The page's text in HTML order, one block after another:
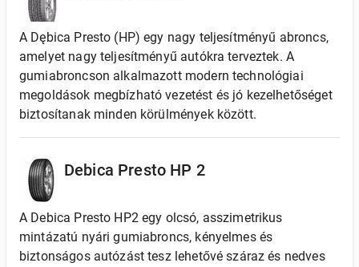
A Dębica Presto (HP) egy nagy teljesítményű abroncs,
amelyet nagy teljesítményű autókra terveztek. A
gumiabroncson alkalmazott modern technológiai
megoldások megbízható vezetést és jó kezelhetőséget
biztosítanak minden körülmények között.
Debica Presto HP 2
A Debica Presto HP2 egy olcsó, asszimetrikus
mintázatú nyári gumiabroncs, kényelmes és
biztonságos autózást tesz lehetővé száraz és nedves